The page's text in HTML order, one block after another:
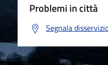
Problemi in città
Segnala